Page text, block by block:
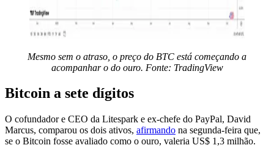
Mesmo sem o atraso, o preço do BTC está começando a
acompanhar o do ouro. Fonte: TradingView
Bitcoin a sete dígitos
O cofundador e CEO da Litespark e ex-chefe do PayPal, David
Marcus, comparou os dois ativos, afirmando na segunda-feira que,
se o Bitcoin fosse avaliado como o ouro, valeria US$ 1,3 milhão.